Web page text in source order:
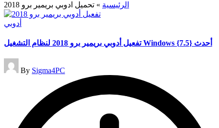
الرئيسية » تحميل ادوبي بريمير برو 2018
Posted
أدوبي
تفعيل أدوبي بريمير برو 2018 لنظام التشغيل Windows أحدث {7.5}
Posted
by
By Sigma4PC